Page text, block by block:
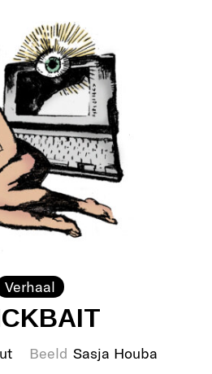
Verhaal
Beeld Sasja Houba